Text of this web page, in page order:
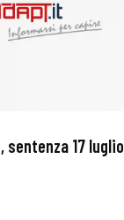
sentenza 17 luglio